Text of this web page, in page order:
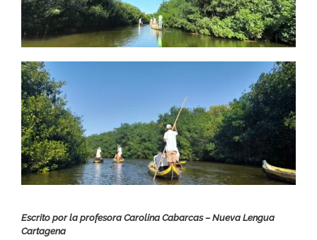
Escrito por la profesora Carolina Cabarcas – Nueva Lengua
Cartagena